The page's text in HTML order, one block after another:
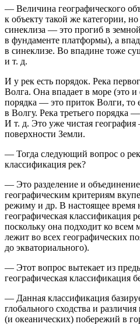
— Величина географического
к объекту такой же категории,
синеклиза — это прогиб в
в фундаменте платформы), а
в синеклизе. Во впадине тоже
и т. д.
И у рек есть порядок. Река
Волга. Она впадает в море (это и
порядка — это приток Волги, то
в Волгу. Река третьего порядка
И т. д. Это уже чистая
поверхности Земли.
— Тогда следующий вопрос о
классификация рек?
— Это разделение и
географическим критериям
режиму и др. В настоящее время
географическая классификация
поскольку она подходит ко всем
лежит во всех географических
до экваториального).
— Этот вопрос вытекает из
географическая классификация
— Данная классификация
глобального сходства и
(и океанических) побережий в